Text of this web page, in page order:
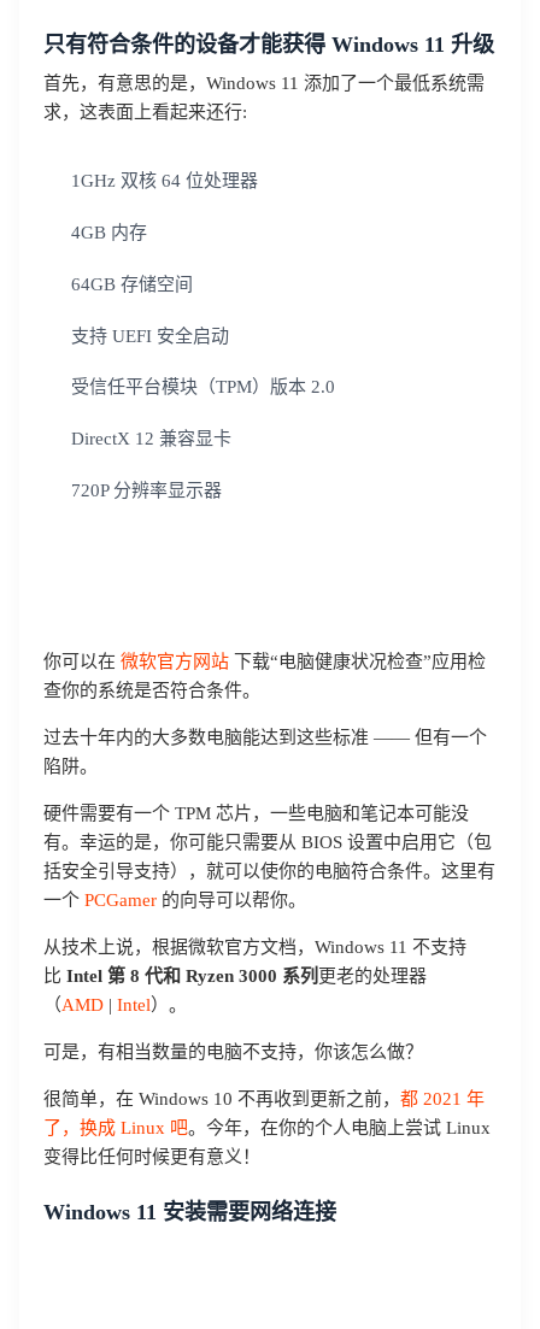
只有符合条件的设备才能获得 Windows 11 升级
首先，有意思的是，Windows 11 添加了一个最低系统需
求，这表面上看起来还行:
1GHz 双核 64 位处理器
4GB 内存
64GB 存储空间
支持 UEFI 安全启动
受信任平台模块（TPM）版本 2.0
DirectX 12 兼容显卡
720P 分辨率显示器
你可以在 微软官方网站 下载“电脑健康状况检查”应用检
查你的系统是否符合条件。
过去十年内的大多数电脑能达到这些标准 —— 但有一个
陷阱。
硬件需要有一个 TPM 芯片，一些电脑和笔记本可能没
有。幸运的是，你可能只需要从 BIOS 设置中启用它（包
括安全引导支持），就可以使你的电脑符合条件。这里有
一个 PCGamer 的向导可以帮你。
从技术上说，根据微软官方文档，Windows 11 不支持
比 Intel 第 8 代和 Ryzen 3000 系列 更老的处理器
（AMD | Intel）。
可是，有相当数量的电脑不支持，你该怎么做？
很简单，在 Windows 10 不再收到更新之前， 都 2021 年
了，换成 Linux 吧。今年，在你的个人电脑上尝试 Linux
变得比任何时候更有意义！
Windows 11 安装需要网络连接